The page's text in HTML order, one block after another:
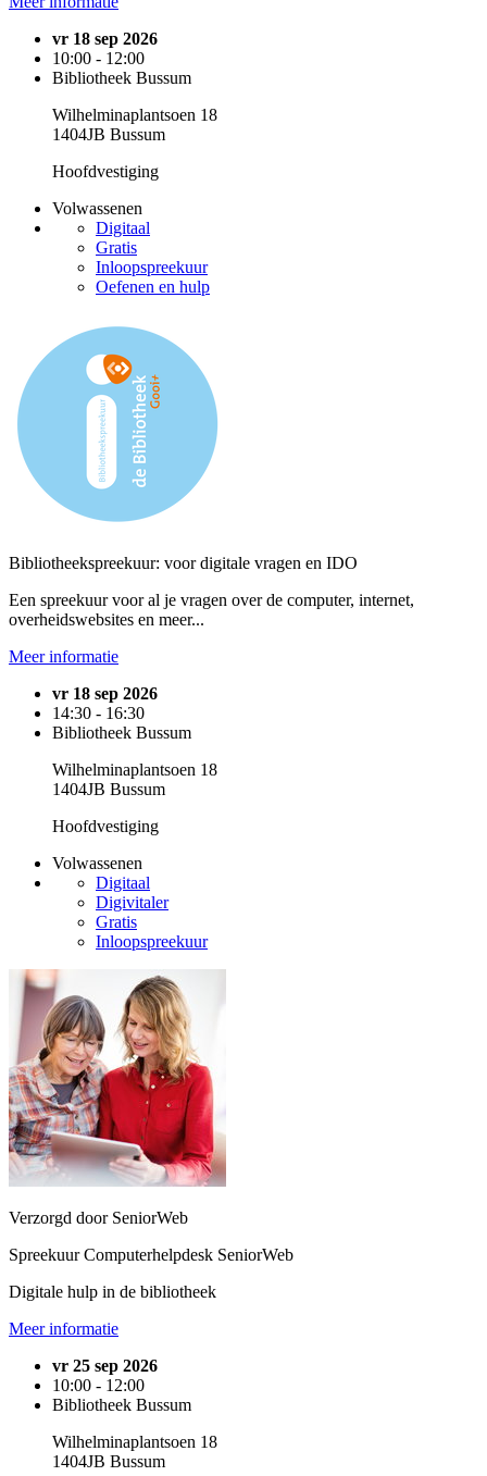
vr 18 sep 2026
10:00 - 12:00
Bibliotheek Bussum
Wilhelminaplantsoen 18
1404JB Bussum
Hoofdvestiging
Volwassenen
Digitaal
Gratis
Inloopspreekuur
Oefenen en hulp
Bibliotheekspreekuur: voor digitale vragen en IDO
Een spreekuur voor al je vragen over de computer, internet,
overheidswebsites en meer...
Meer informatie
vr 18 sep 2026
14:30 - 16:30
Bibliotheek Bussum
Wilhelminaplantsoen 18
1404JB Bussum
Hoofdvestiging
Volwassenen
Digitaal
Digivitaler
Gratis
Inloopspreekuur
Verzorgd door SeniorWeb
Spreekuur Computerhelpdesk SeniorWeb
Digitale hulp in de bibliotheek
Meer informatie
vr 25 sep 2026
10:00 - 12:00
Bibliotheek Bussum
Wilhelminaplantsoen 18
1404JB Bussum